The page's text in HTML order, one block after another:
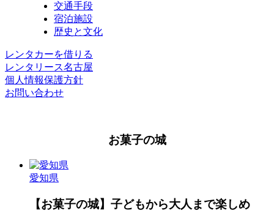
交通手段
宿泊施設
歴史と文化
レンタカーを借りる
レンタリース名古屋
個人情報保護方針
お問い合わせ
お菓子の城
愛知県
【お菓子の城】子どもから大人まで楽しめ